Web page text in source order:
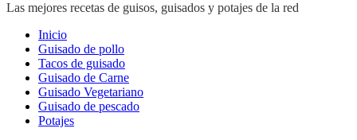
Las mejores recetas de guisos, guisados y potajes de la red
Inicio
Guisado de pollo
Tacos de guisado
Guisado de Carne
Guisado Vegetariano
Guisado de pescado
Potajes